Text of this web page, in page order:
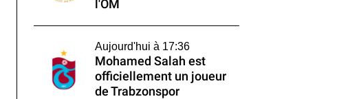
l'OM
Aujourd'hui à 17:36
Mohamed Salah est
officiellement un joueur
de Trabzonspor